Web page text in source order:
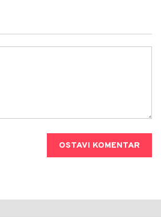
OSTAVI KOMENTAR